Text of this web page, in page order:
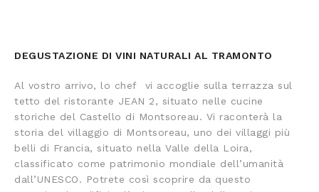
DEGUSTAZIONE DI VINI NATURALI AL TRAMONTO
Al vostro arrivo, lo chef vi accoglie sulla terrazza sul
tetto del ristorante JEAN 2, situato nelle cucine
storiche del Castello di Montsoreau. Vi raconterà la
storia del villaggio di Montsoreau, uno dei villaggi più
belli di Francia, situato nella Valle della Loira,
classificato come patrimonio mondiale dell’umanità
dall’UNESCO. Potrete così scoprire da questo